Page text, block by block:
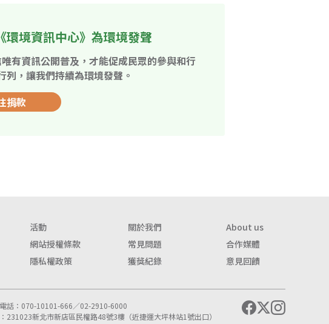
境資訊中心》為環境發聲
有資訊公開普及，才能促成民眾的參與和行
列，讓我們持續為環境發聲。
捐款
活動 關於我們
About us
網站授權條款 常見問題
合作媒體
隱私權政策 獲獎紀錄 意見回饋
話：070-10101-666／02-2910-6000
231023新北市新店區民權路48號3樓（近捷運大坪林站1號出口）